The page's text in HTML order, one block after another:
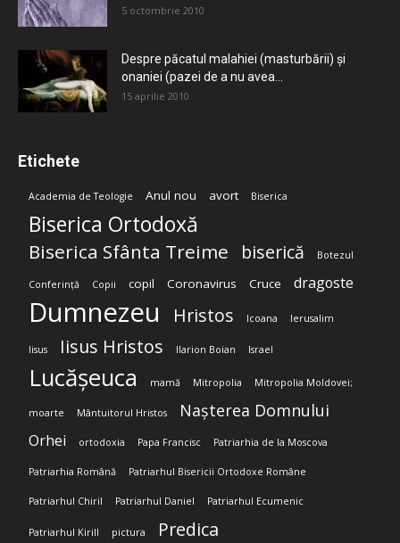
5 octombrie 2010
Despre păcatul malahiei (masturbării) şi
onaniei (pazei de a nu avea...
15 aprilie 2010
Etichete
Academia de Teologie Anul nou avort Biserica
Biserica Ortodoxă
Biserica Sfânta Treime biserică Botezul
Conferință Copii copil Coronavirus Cruce dragoste
Dumnezeu Hristos Icoana Ierusalim
Iisus Iisus Hristos Ilarion Boian Israel
Lucășeuca mamă Mitropolia Mitropolia Moldovei;
moarte Mântuitorul Hristos Nașterea Domnului
Orhei ortodoxia Papa Francisc Patriarhia de la Moscova
Patriarhia Română Patriarhul Bisericii Ortodoxe Române
Patriarhul Chiril Patriarhul Daniel Patriarhul Ecumenic
Patriarhul Kirill pictura Predica